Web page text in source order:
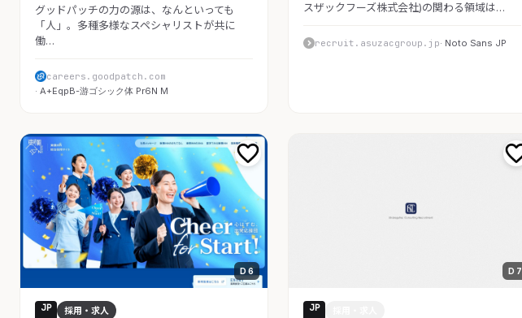
グッドパッチの力の源は、なんといっても
「人」。多種多様なスペシャリストが共に
働…
careers.goodpatch.com
· A+EqpB-游ゴシック体 Pr6N M
スザックフーズ株式会社)の関わる領域は…
recruit.asuzacgroup.jp· Noto Sans JP
D 6
JP 採用・求人
D 7
JP